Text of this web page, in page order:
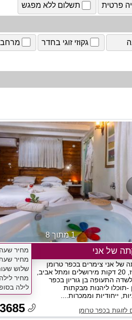
פרטית תשלום ללא מפגש
גקוזי זוגי בחדר מרחב
1 מתוך 8
של אני
של אני צימרים בכפר טרומן
במרכז, 20 דקות מירושלים ומתל אביב,
התעופה בן גוריון בכפר
-תוכלו ליהנות מבקתות
ייחודיות וממכרות....
לזוגות בכפר טרומן
מחיר שעה
מחיר
שלוש
מחיר לילה
לילה